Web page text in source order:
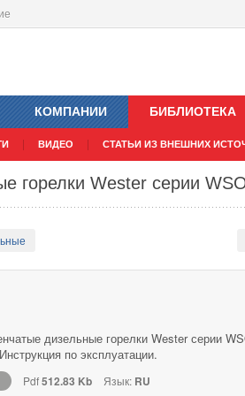
КОМПАНИИ БИБЛИОТЕКА
ВИДЕО СТАТЬИ ИЗ ВНЕШНИХ
горелки Wester серии
дизельные горелки Wester серии
по эксплуатации.
Pdf512.83 Kb Язык: RU